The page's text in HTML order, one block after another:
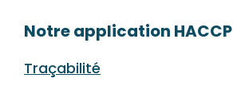
Notre application HACCP
Traçabilité